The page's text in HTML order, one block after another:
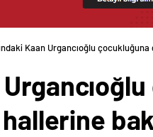
Kaan Urgancıoğlu